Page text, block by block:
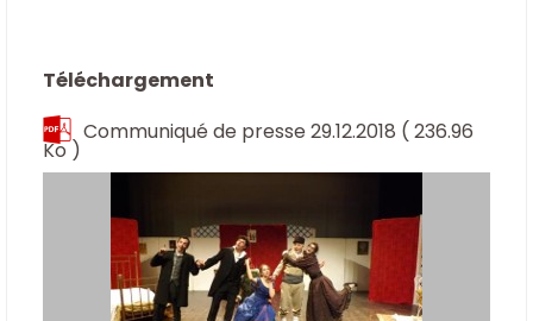
Téléchargement
Communiqué de presse 29.12.2018 ( 236.96
Ko )